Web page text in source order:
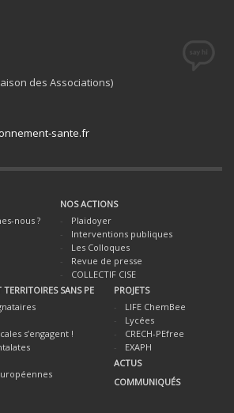
des Associations)
sante.fr
nous ?
NOS ACTIONS
Plaidoyer
Interventions publiques
Les Colloques
Revue de presse
COLLECTIF CISE
SANS PE
s’engagent !
PROJETS
LIFE ChemBee
Lycées
CRECH-PEfree
EXAPH
ACTUS
COMMUNIQUÉS